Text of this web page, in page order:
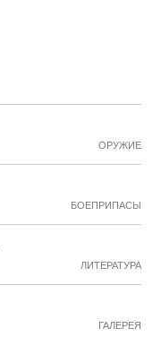
ОРУЖИЕ
БОЕПРИПАСЫ
ЛИТЕРАТУРА
ГАЛЕРЕЯ